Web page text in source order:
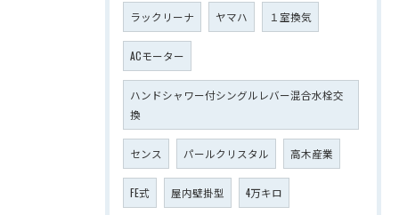
ラックリーナ ヤマハ １室換気
ACモーター
ハンドシャワー付シングルレバー混合水栓交
換
センス パールクリスタル 高木産業
FE式 屋内壁掛型 4万キロ